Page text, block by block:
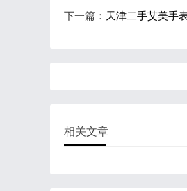
下一篇： 天津二手艾美手
相关文章